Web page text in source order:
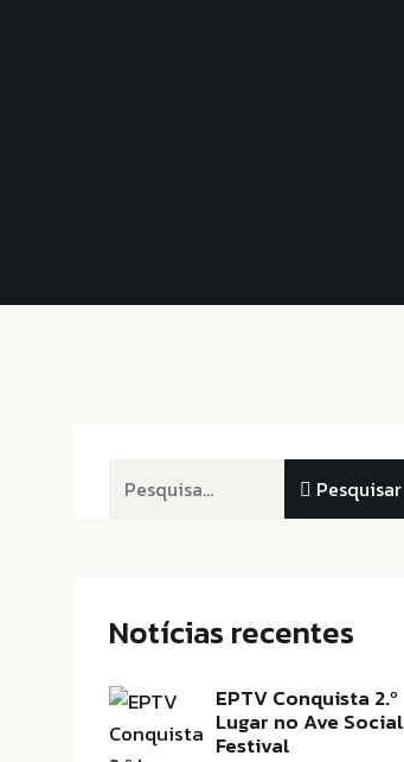
Pesquisar
Notícias recentes
EPTV Conquista 2.º
Lugar no Ave Social
Festival